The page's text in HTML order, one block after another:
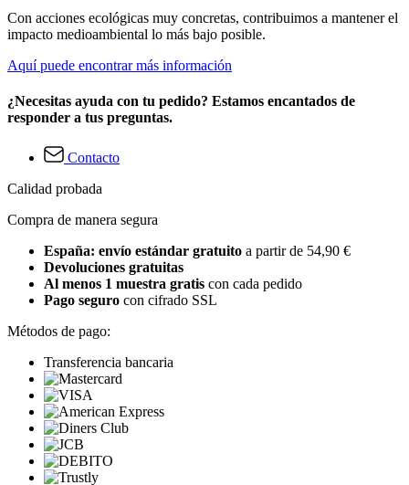
Con acciones ecológicas muy concretas, contribuimos a mantener el
impacto medioambiental lo más bajo posible.
Aquí puede encontrar más información
¿Necesitas ayuda con tu pedido? Estamos encantados de
responder a tus preguntas.
Contacto
Calidad probada
Compra de manera segura
España: envío estándar gratuito a partir de 54,90 €
Devoluciones gratuitas
Al menos 1 muestra gratis con cada pedido
Pago seguro con cifrado SSL
Métodos de pago:
Transferencia bancaria